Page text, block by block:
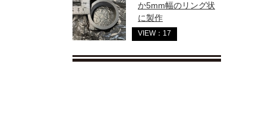
か5mm幅のリング状
に製作
VIEW：17